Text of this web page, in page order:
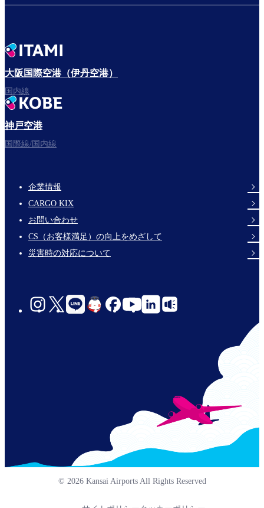
大阪国際空港（伊丹空港）
国内線
神戸空港
国際線/国内線
Footer
Links
企業情報
CARGO KIX
お問い合わせ
CS（お客様満足）の向上をめざして
災害時の対応について
social-
© 2026 Kansai Airports All Rights Reserved